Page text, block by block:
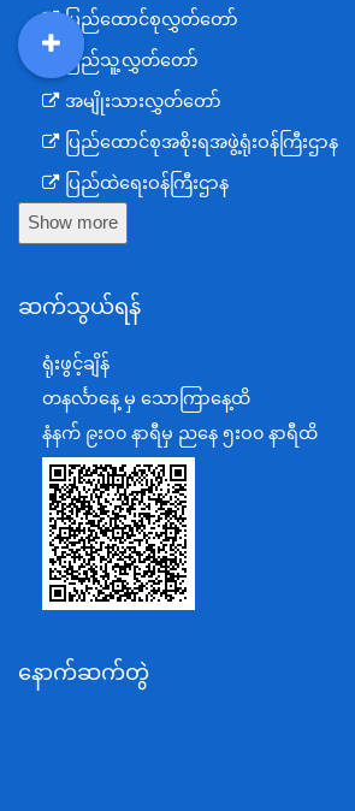
ပြည်ထောင်စုလွှတ်တော်
ပြည်သူ့လွှတ်တော်
အမျိုးသားလွှတ်တော်
ပြည်ထောင်စုအစိုးရအဖွဲ့ရုံးဝန်ကြီးဌာန
ပြည်ထဲရေးဝန်ကြီးဌာန
ကာကွယ်ရေးဝန်ကြီးဌာန
စီမံကိန်း၊ဘဏ္ဍာရေးနှင့်စက်မှုဝန်ကြီးဌာန
ရင်းနှီးမြှုပ်နှံမှုနှင့် နိုင်ငံခြားစီးပွားဆက်
အပြည်ပြည်ဆိုင်ရာပူးပေါင်းဆောင်ရွက်ရေ
ပြန်ကြားရေးဝန်ကြီးဌာန
သာသနာရေးနှင့် ယဉ်ကျေးမှုဝန်ကြီးဌာန
စိုက်ပျိုးရေး၊မွေးမြူရေးနှင့်ဆည်မြောင်းဝ
ပို့ဆောင်ရေးနှင့်ဆက်သွယ်ရေးဝန်ကြီးဌာန
သယံဇာတနှင့်ပတ်ဝန်းကျင်ထိန်းသိမ်းရေးဝ
အလုပ်သမား၊လူဝင်မှုကြီးကြပ်ရေးနှင့်ပ
Show more
ဆက်သွယ်ရန်
ရုံးဖွင့်ချိန်
တနင်္လာနေ့ မှ သောကြာနေ့ထိ
နံနက် ၉းဝ၀ နာရီမှ ညနေ ၅းဝ၀ နာရီထိ
နောက်ဆက်တွဲ